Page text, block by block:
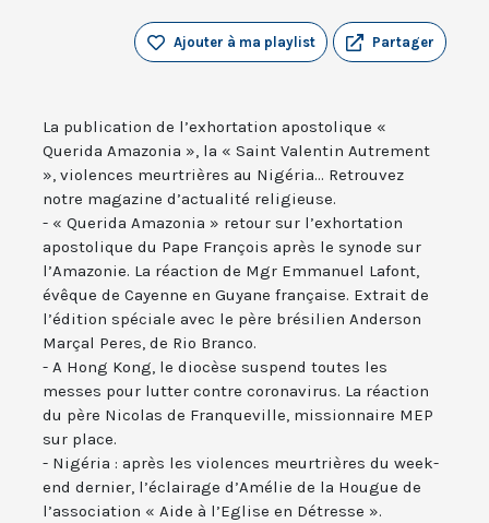
Partager
Ajouter à ma playlist
La publication de l’exhortation apostolique «
Querida Amazonia », la « Saint Valentin Autrement
», violences meurtrières au Nigéria... Retrouvez
notre magazine d’actualité religieuse.
- « Querida Amazonia » retour sur l’exhortation
apostolique du Pape François après le synode sur
l’Amazonie. La réaction de Mgr Emmanuel Lafont,
évêque de Cayenne en Guyane française. Extrait de
l’édition spéciale avec le père brésilien Anderson
Marçal Peres, de Rio Branco.
- A Hong Kong, le diocèse suspend toutes les
messes pour lutter contre coronavirus. La réaction
du père Nicolas de Franqueville, missionnaire MEP
sur place.
- Nigéria : après les violences meurtrières du week-
end dernier, l’éclairage d’Amélie de la Hougue de
l’association « Aide à l’Eglise en Détresse ».